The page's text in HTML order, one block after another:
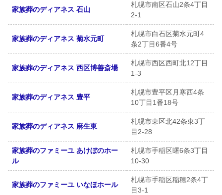
家族葬のディアネス 石山
札幌市南区石山2条4丁目
2-1
家族葬のディアネス 菊水元町
札幌市白石区菊水元町4
条2丁目6番4号
家族葬のディアネス 西区博善斎場
札幌市西区西町北12丁目
1-3
家族葬のディアネス 豊平
札幌市豊平区月寒西4条
10丁目1番18号
家族葬のディアネス 麻生東
札幌市東区北42条東3丁
目2-28
家族葬のファミーユ あけぼのホー
ル
札幌市手稲区曙6条3丁目
10-30
家族葬のファミーユ いなほホール
札幌市手稲区稲穂2条4丁
目3-1